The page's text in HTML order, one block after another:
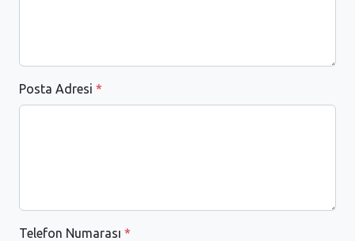
Posta Adresi *
Telefon Numarası *